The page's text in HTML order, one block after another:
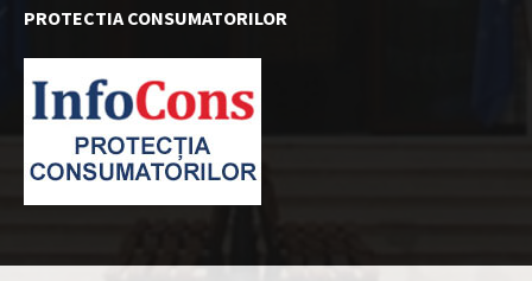
PROTECTIA CONSUMATORILOR